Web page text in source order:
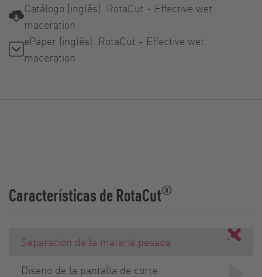
Catálogo (inglês): RotaCut - Effective wet
maceration
ePaper (inglês): RotaCut - Effective wet
maceration
Características de RotaCut®
Separación de la materia pesada
Diseno de la pantalla de corte